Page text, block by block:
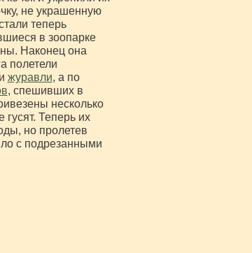
не украшенную
теперь
в зоопарке
Наконец она
полетели
журавли, а по
, спешивших в
несколько
Теперь их
но пролетев
с подрезанными